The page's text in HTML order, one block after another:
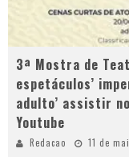
3ª Mostra de
espetáculos’
adulto’ assistir
Youtube
Redacao 11 de